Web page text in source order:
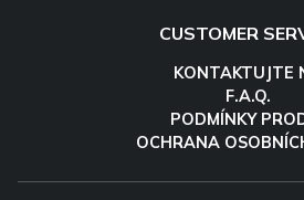
CUSTOMER
KONTAKTUJTE
F.A.Q.
PODMÍNKY
OCHRANA